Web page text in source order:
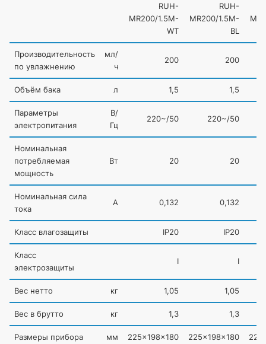
RUH-
MR200/1.5M-
WT
RUH-
MR200/1.5M-
BL
Производительность
по увлажнению
мл/
ч
200 200
Объём бака л 1,5 1,5
Параметры
электропитания
В/
Гц
220~/50 220~/50
Номинальная
потребляемая
мощность
Вт 20 20
Номинальная сила
тока
А 0,132 0,132
Класс влагозащиты IP20 IP20
Класс
электрозащиты
I I
Вес нетто кг 1,05 1,05
Вес в брутто кг 1,3 1,3
Размеры прибора мм 225x198x180 225x198x180